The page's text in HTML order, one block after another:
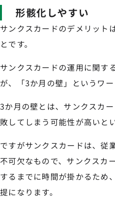
形骸化しやすい
サンクスカードのデメリット
とです。
サンクスカードの運用に関す
が、「3か月の壁」というワー
3か月の壁とは、サンクスカ
敗してしまう可能性が高いと
ですがサンクスカードは、従
不可欠なもので、サンクスカ
するまでに時間が掛かるため
提になります。